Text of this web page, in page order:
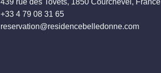
439 rue des Tovets, 1850 Courchevel, France
+33 4 79 08 31 65
reservation@residencebelledonne.com